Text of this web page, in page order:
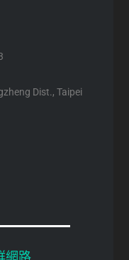
Dist., Taipei
網路